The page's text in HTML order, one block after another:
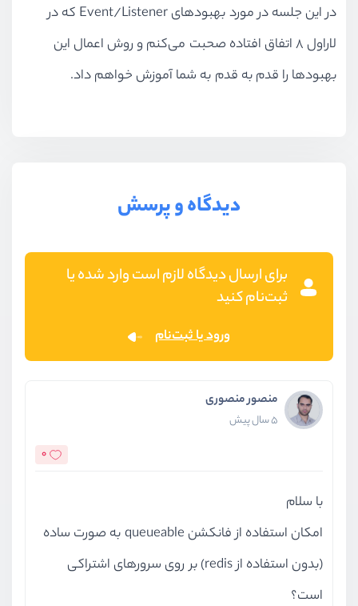
در این جلسه در مورد بهبود‌های Event/Listener که در
لاراول 8 اتفاق افتاده صحبت می‌کنم و روش اعمال این
بهبودها را قدم به قدم به شما آموزش خواهم داد.
دیدگاه و پرسش
برای ارسال دیدگاه لازم است وارد شده یا
ثبت‌نام کنید
ورود یا ثبت‌نام
منصور منصوری
5 سال پیش
0
با سلام
امکان استفاده از فانکشن queueable به صورت ساده
(بدون استفاده از redis) بر روی سرورهای اشتراکی
است؟